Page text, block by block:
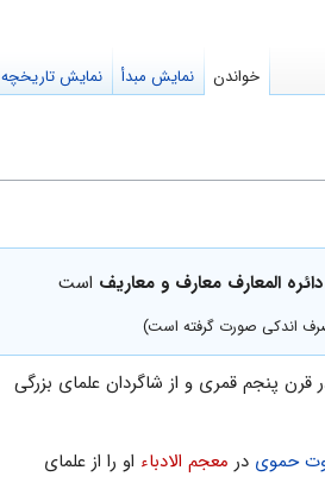
دائره المعارف معارف و معاریف است
اندکی صورت گرفته است)
قرن پنجم قمری و از شاگردان علمای بزرگی
حموى در معجم الادباء او را از علماى
خواندن نمایش مبدأ نمایش تاریخچه